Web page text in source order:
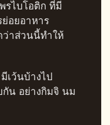
รไบโอติก ที่มี
อยอาหาร
ว่าส่วนนี้ทำให้
เว้นบ้างไป
น อย่างกิมจิ นม